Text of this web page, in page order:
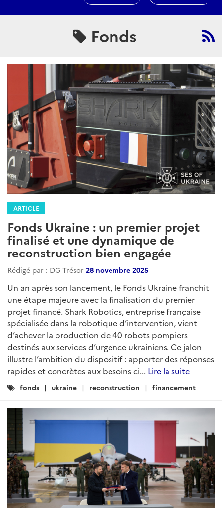
Fonds
ARTICLE
Fonds Ukraine : un premier projet
finalisé et une dynamique de
reconstruction bien engagée
Rédigé par : DG Trésor 28 novembre 2025
Un an après son lancement, le Fonds Ukraine franchit
une étape majeure avec la finalisation du premier
projet financé. Shark Robotics, entreprise française
spécialisée dans la robotique d’intervention, vient
d’achever la production de 40 robots pompiers
destinés aux services d’urgence ukrainiens. Ce jalon
illustre l’ambition du dispositif : apporter des réponses
rapides et concrètes aux besoins ci... Lire la suite
Catégories
fonds ukraine reconstruction financement